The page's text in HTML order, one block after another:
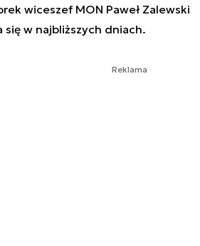
wiceszef MON Paweł Zalewski
się w najbliższych dniach.
Reklama